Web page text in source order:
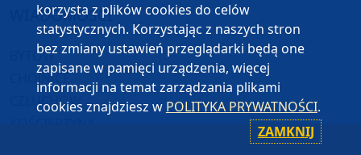
WIADOMOŚCI
BYTÓW
CHOJNICE
CZŁUCHÓW
korzysta z plików cookies do celów
statystycznych. Korzystając z naszych stron
bez zmiany ustawień przeglądarki będą one
zapisane w pamięci urządzenia, więcej
informacji na temat zarządzania plikami
cookies znajdziesz w POLITYKA PRYWATNOŚCI.
ZAMKNIJ